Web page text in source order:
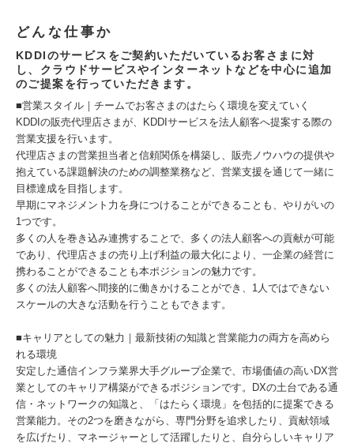
どんな仕事か
KDDIのサービスをご契約いただいているお客さまに対
し、クラウドサービスやインターネットなどを中心に追加
のご提案を行っていただきます。
■営業スタイル｜チームでお客さまのはたらく環境を変えていく
KDDIの販売代理店さまが、KDDIサービスを法人顧客へ提案する際の
営業支援を行います。
代理店さまの営業担当者と信頼関係を構築し、販売ノウハウの提供や
抱えている課題解決のための調整業務など、営業支援を通じて一緒に
目標達成を目指します。
早期にマネジメント力を身につけることができることも、やりがいの
1つです。
多くの人を巻き込み連携することで、多くの法人顧客への貢献が可能
であり、代理店さまの売り上げ利益の最大化により、一企業の経営に
携わることができることも本ポジションの魅力です。
多くの法人顧客へ間接的に働きかけることができ、1人ではできない
スケールの大きな活動を行うこともできます。
■キャリアとしての魅力｜最新技術の知識と営業能力の両方を高めら
れる環境
安定した通信インフラ業界大手グループ企業で、市場価値の高いDX営
業としてのキャリア構築ができるポジションです。DXの土台である通
信・ネットワークの知識と、「はたらく環境」を包括的に提案できる
営業能力。その2つを磨きながら、専門分野を追求したり、貢献領域
を広げたり、マネージャーとして活躍したりと、自分らしいキャリア